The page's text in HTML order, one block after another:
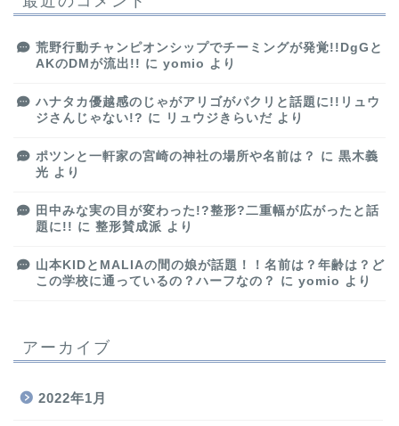
荒野行動チャンピオンシップでチーミングが発覚!!DgGと
AKのDMが流出!! に yomio より
ハナタカ優越感のじゃがアリゴがパクリと話題に!!リュウ
ジさんじゃない!? に リュウジきらいだ より
ポツンと一軒家の宮崎の神社の場所や名前は？ に 黒木義
光 より
田中みな実の目が変わった!?整形?二重幅が広がったと話
題に!! に 整形賛成派 より
山本KIDとMALIAの間の娘が話題！！名前は？年齢は？ど
この学校に通っているの？ハーフなの？
に yomio より
アーカイブ
2022年1月